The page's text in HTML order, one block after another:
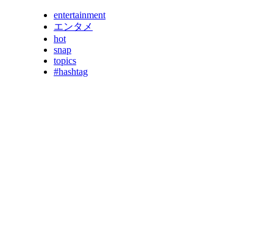
entertainment
エンタメ
hot
snap
topics
#hashtag